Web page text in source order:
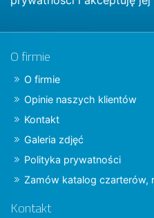
O firmie
O firmie
Opinie naszych klientów
Kontakt
Galeria zdjęć
Polityka prywatności
Zamów katalog czarterów,
Kontakt